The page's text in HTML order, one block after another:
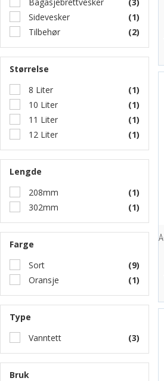
Sidevesker
(1)
Tilbehør
(2)
Størrelse
8 Liter
(1)
10 Liter
(1)
11 Liter
(1)
12 Liter
(1)
Lengde
208mm
(1)
302mm
(1)
Farge
Sort
(9)
Oransje
(1)
Type
Vanntett
(3)
Bruk